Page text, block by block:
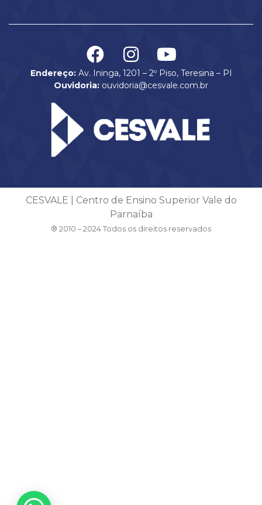
Endereço:Av. Ininga, 1201 – 2º Piso, Teresina – PI
Ouvidoria: ouvidoria@cesvale.com.br
CESVALE | Centro de Ensino Superior Vale do
Parnaíba
® 2010 – 2024 Todos os direitos reservados